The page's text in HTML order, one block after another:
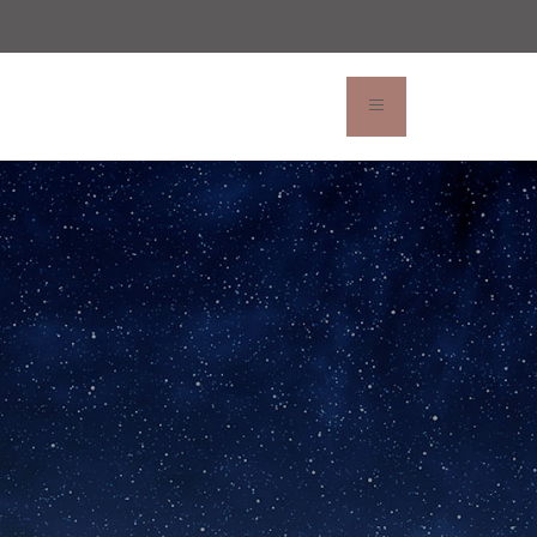
nous News Réserver